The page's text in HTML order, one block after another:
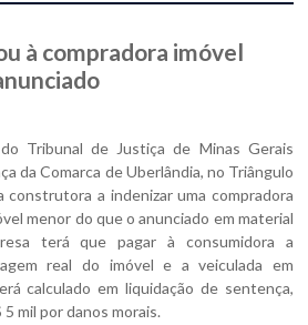
à compradora imóvel
Tribunal de Justiça de Minas Gerais
da Comarca de Uberlândia, no Triângulo
construtora a indenizar uma compradora
menor do que o anunciado em material
terá que pagar à consumidora a
real do imóvel e a veiculada em
calculado em liquidação de sentença,
mil por danos morais.